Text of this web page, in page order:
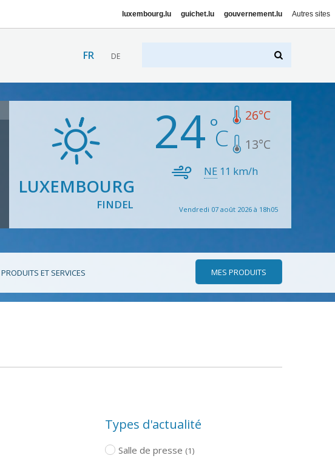
luxembourg.lu guichet.lu gouvernement.lu Autres sites
FR DE
LUXEMBOURG
FINDEL
24 26°C
13°C
NE 11 km/h
Vendredi 07 août 2026 à 18h05
PRODUITS ET SERVICES MES PRODUITS
Types d'actualité
Salle de presse (1)